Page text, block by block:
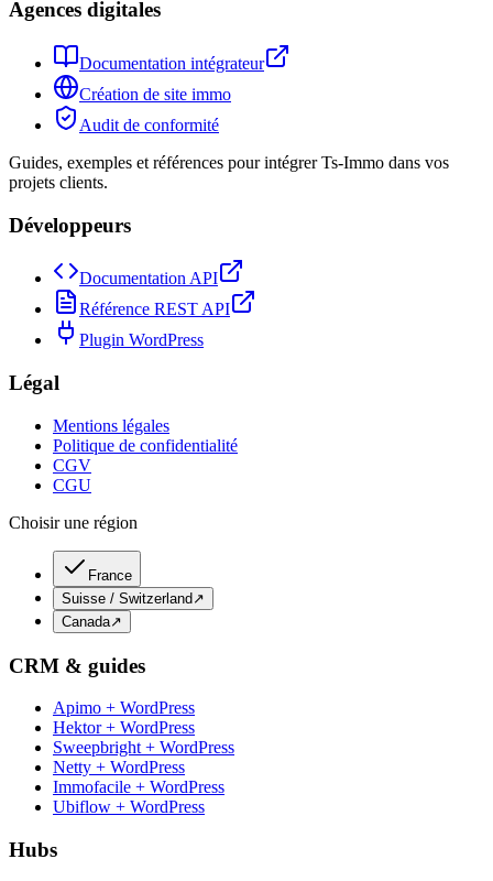
Agences digitales
Documentation intégrateur
Création de site immo
Audit de conformité
Guides, exemples et références pour intégrer Ts-Immo dans vos
projets clients.
Développeurs
Documentation API
Référence REST API
Plugin WordPress
Légal
Mentions légales
Politique de confidentialité
CGV
CGU
Choisir une région
France
Suisse / Switzerland ↗
Canada↗
CRM & guides
Apimo + WordPress
Hektor + WordPress
Sweepbright + WordPress
Netty + WordPress
Immofacile + WordPress
Ubiflow + WordPress
Hubs